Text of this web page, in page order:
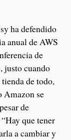
ha defendido
anual de AWS
de
justo cuando
de todo,
Amazon se
de
que tener
a cambiar y